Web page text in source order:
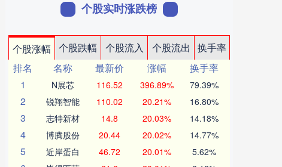
个股实时涨跌榜
个股涨幅 个股跌幅 个股流入 个股流出
换手率
排名
名称 最新价 涨幅
换手率
1
N展芯 116.52 396.89% 79.39%
2 锐翔智能 110.02 20.21% 16.80%
3 志特新材 14.8 20.03% 14.18%
4 博腾股份 20.44 20.02% 14.77%
5 近岸蛋白 46.72 20.01% 5.62%